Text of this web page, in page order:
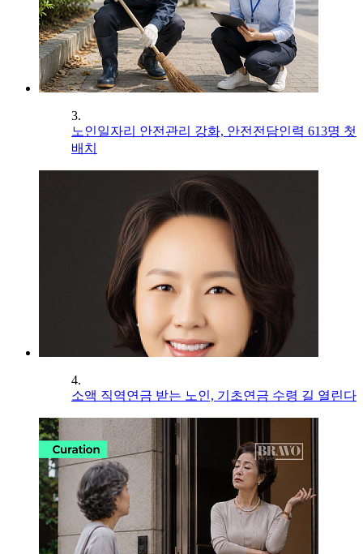
3.
노인일자리 안전관리 강화, 안전전담인력 613명 첫
배치
4.
소액 직역연금 받는 노인, 기초연금 수령 길 열린다